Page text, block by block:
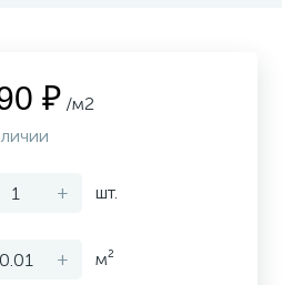
₽ /м2
+ шт.
+ м²